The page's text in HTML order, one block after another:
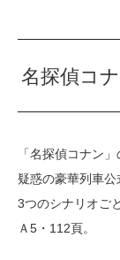
名探偵コ
「名探偵コナン
疑惑の豪華列車公
3つのシナリオご
Ａ5・112頁。